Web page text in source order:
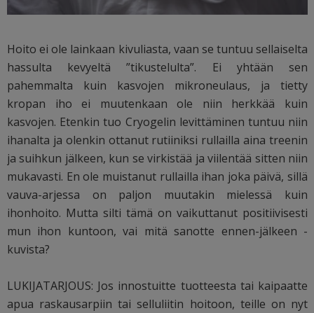
Hoito ei ole lainkaan kivuliasta, vaan se tuntuu sellaiselta
hassulta kevyeltä ”tikustelulta”. Ei yhtään sen
pahemmalta kuin kasvojen mikroneulaus, ja tietty
kropan iho ei muutenkaan ole niin herkkää kuin
kasvojen. Etenkin tuo Cryogelin levittäminen tuntuu niin
ihanalta ja olenkin ottanut rutiiniksi rullailla aina treenin
ja suihkun jälkeen, kun se virkistää ja viilentää sitten niin
mukavasti. En ole muistanut rullailla ihan joka päivä, sillä
vauva-arjessa on paljon muutakin mielessä kuin
ihonhoito. Mutta silti tämä on vaikuttanut positiivisesti
mun ihon kuntoon, vai mitä sanotte ennen-jälkeen -
kuvista?
LUKIJATARJOUS: Jos innostuitte tuotteesta tai kaipaatte
apua raskausarpiin tai selluliitin hoitoon, teille on nyt